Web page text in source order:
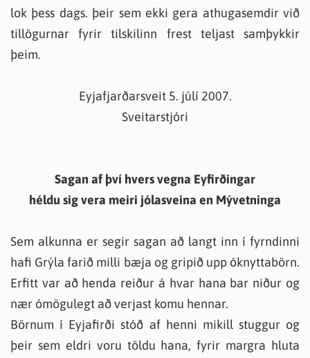
lok þess dags. þeir sem ekki gera athugasemdir við
tillögurnar fyrir tilskilinn frest teljast samþykkir
þeim.
Eyjafjarðarsveit 5. júlí 2007.
Sveitarstjóri
Sagan af því hvers vegna Eyfirðingar
héldu sig vera meiri jólasveina en Mývetninga
Sem alkunna er segir sagan að langt inn í fyrndinni
hafi Grýla farið milli bæja og gripið upp óknyttabörn.
Erfitt var að henda reiður á hvar hana bar niður og
nær ómögulegt að verjast komu hennar.
Börnum í Eyjafirði stóð af henni mikill stuggur og
þeir sem eldri voru töldu hana, fyrir margra hluta